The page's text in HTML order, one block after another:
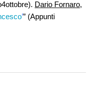
Dario Fornaro,
’” (Appunti